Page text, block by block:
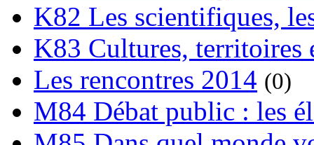
K82 Les scientifiques,
K83 Cultures, territoires
Les rencontres 2014 (0)
M84 Débat public : les